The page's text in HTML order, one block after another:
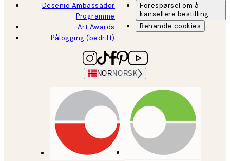
Desenio Ambassador
Programme
Art Awards
Pålogging (bedrift)
Forespørsel om å
kansellere bestilling
Behandle cookies
NOR NORSK